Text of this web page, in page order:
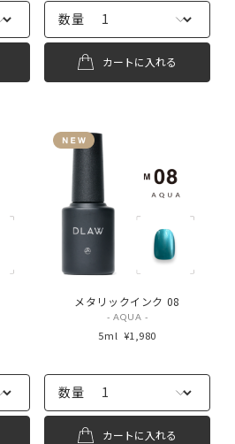
数量
カートに入れる
メタリックインク 08
- AQUA -
5ml ¥1,980
数量
カートに入れる